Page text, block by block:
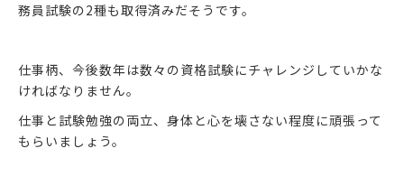
務員試験の2種も取得済みだそうです。
仕事柄、今後数年は数々の資格試験にチャレンジしていかな
ければなりません。
仕事と試験勉強の両立、身体と心を壊さない程度に頑張って
もらいましょう。